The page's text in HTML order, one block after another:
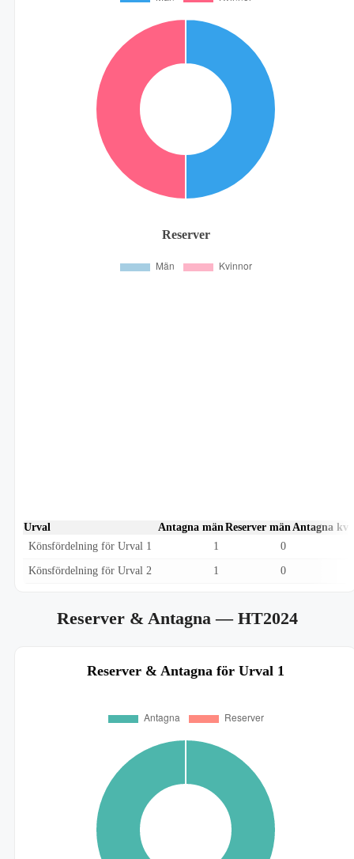
Reserver
Urval Antagna mänReserver mänAntagna
Könsfördelning för Urval 1
1 0
Könsfördelning för Urval 2 1 0
Reserver & Antagna— HT2024
Reserver & Antagna för Urval 1